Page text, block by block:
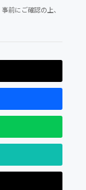
前にご確認の上、